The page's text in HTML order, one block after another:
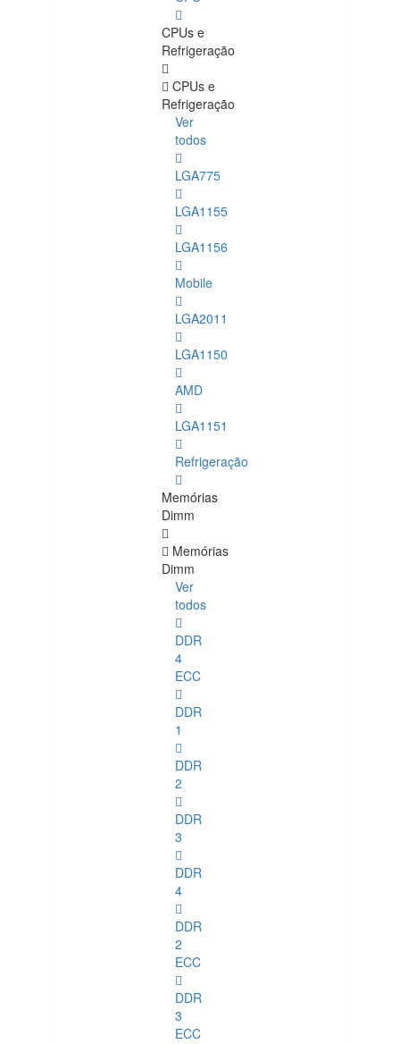
CPUs e
Refrigeração
CPUs e
Refrigeração
Ver
todos
LGA775
LGA1155
LGA1156
Mobile
LGA2011
LGA1150
AMD
LGA1151
Refrigeração
Memórias
Dimm
Memórias
Dimm
Ver
todos
DDR
4
ECC
DDR
1
DDR
2
DDR
3
DDR
4
DDR
2
ECC
DDR
3
ECC